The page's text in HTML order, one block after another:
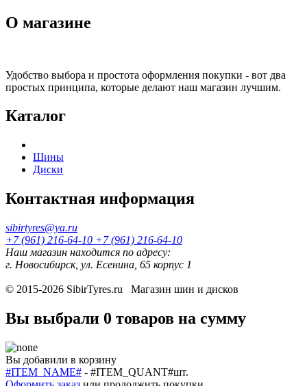
О магазине
Удобство выбора и простота оформления покупки - вот два
простых принципа, которые делают наш магазин лучшим.
Каталог
Шины
Диски
Контактная информация
sibirtyres@ya.ru
+7 (961) 216-64-10 +7 (961) 216-64-10
Наш магазин находится по адресу:
г. Новосибирск, ул. Есенина, 65 корпус 1
© 2015-2026 SibirTyres.ru Магазин шин и дисков
Вы выбрали 0 товаров на сумму
Вы добавили в корзину
#ITEM_NAME# - #ITEM_QUANT#шт.